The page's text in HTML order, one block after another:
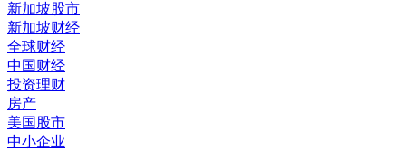
新加坡股市
新加坡财经
全球财经
中国财经
投资理财
房产
美国股市
中小企业